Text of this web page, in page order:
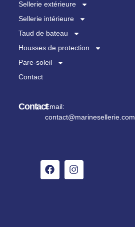
Sellerie extérieure
Sellerie intérieure
Taud de bateau
Housses de protection
Pare-soleil
Contact
ContactEmail:
contact@marinesellerie.com